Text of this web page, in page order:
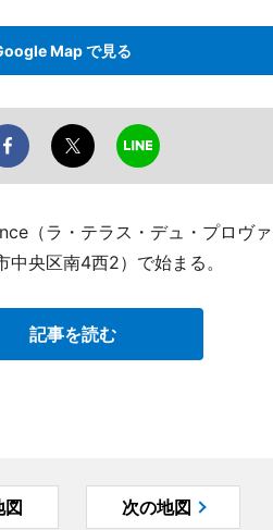
Map で見る
（ラ・テラス・デュ・プロヴ
央区南4西2）で始まる。
記事を読む
図 次の地図